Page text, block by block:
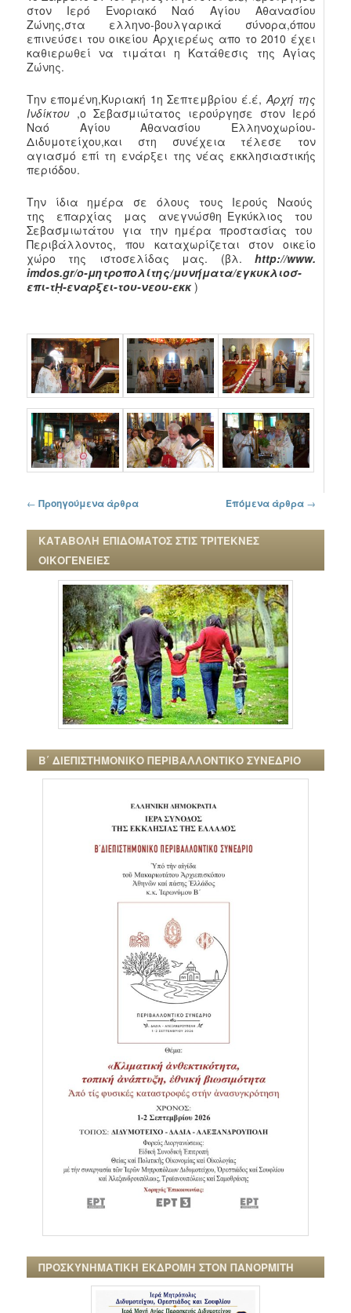
στον Ιερό Ενοριακό Ναό Αγίου Αθανασίου
Ζώνης,στα ελληνο-βουλγαρικά σύνορα,όπου
επινεύσει του οικείου Αρχιερέως απο το 2010 έχει
καθιερωθεί να τιμάται η Κατάθεσις της Αγίας
Ζώνης.
Την επομένη,Κυριακή 1η Σεπτεμβρίου έ.έ,Αρχή της
Ινδίκτου ,ο Σεβασμιώτατος ιερούργησε στον Ιερό
Ναό Αγίου Αθανασίου Ελληνοχωρίου-
Διδυμοτείχου,και στη συνέχεια τέλεσε τον
αγιασμό επί τη ενάρξει της νέας εκκλησιαστικής
περιόδου.
Την ίδια ημέρα σε όλους τους Ιερούς Ναούς
της επαρχίας μας ανεγνώσθη Εγκύκλιος του
Σεβασμιωτάτου για την ημέρα προστασίας του
Περιβάλλοντος, που καταχωρίζεται στον οικείο
χώρο της ιστοσελίδας μας. (βλ. http://www.
imdos.gr/ο-μητροπολίτης/μυνήματα/εγκυκλιοσ-
επι-τῌ-εναρξει-του-νεου-εκκ)
Πλοήγηση στα άρθρα
← Προηγούμενα άρθρα Επόμενα άρθρα →
ΚΑΤΑΒΟΛΗ ΕΠΙΔΟΜΑΤΟΣ ΣΤΙΣ ΤΡΙΤΕΚΝΕΣ
ΟΙΚΟΓΕΝΕΙΕΣ
Β΄ ΔΙΕΠΙΣΤΗΜΟΝΙΚΟ ΠΕΡΙΒΑΛΛΟΝΤΙΚΟ ΣΥΝΕΔΡΙΟ
ΠΡΟΣΚΥΝΗΜΑΤΙΚΗ ΕΚΔΡΟΜΗ ΣΤΟΝ ΠΑΝΟΡΜΙΤΗ